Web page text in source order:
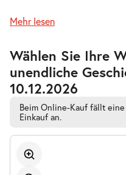
Mi. 11.11.2026
16:00–18:00 Uhr
Mehr lesen
Wählen Sie Ihre
unendliche
10.12.2026
Beim Online-Kauf fällt
Einkauf an.
Zur
barrierefreien
automatischen
Bestplatzwahl